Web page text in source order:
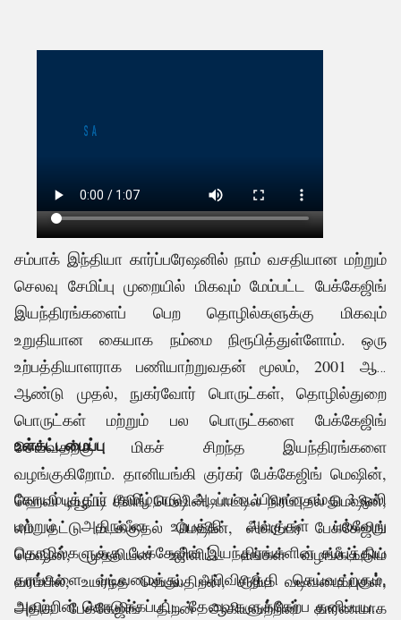
சம்பாக் இந்தியா கார்ப்பரேஷனில் நாம் வசதியான மற்றும்
செலவு சேமிப்பு முறையில் மிகவும் மேம்பட்ட பேக்கேஜிங்
இயந்திரங்களைப் பெற தொழில்களுக்கு மிகவும்
உறுதியான கையாக நம்மை நிரூபித்துள்ளோம். ஒரு
உற்பத்தியாளராக பணியாற்றுவதன் மூலம், 2001 ஆம்
ஆண்டு முதல், நுகர்வோர் பொருட்கள், தொழில்துறை
பொருட்கள் மற்றும் பல பொருட்களை பேக்கேஜிங்
செய்வதற்கு மிகச் சிறந்த இயந்திரங்களை
வழங்குகிறோம். தானியங்கி குர்கர் பேக்கேஜிங் மெஷின்,
ஹெவி டியூட்டி சீலிங் மெஷின், பாட்டில் நிரப்புதல் மெஷின்,
எம் தட்டு மடக்குதல் மெஷின், ஸ்க்ரப்பர் பேக்கேஜிங்
மெஷின், முதலியன உள்ளிட்ட எங்கள் வழங்கப்படும்
வரம்பில், உயர்ந்த செயல்திறன், சிறிய வடிவமைப்புகள்,
அதிக பேக்கேஜிங் திறன் ஆகியவற்றின் காரணமாக
.
உள்கட்டமைப்பு
கோயம்புத்தூர் (தமிழ்நாடு) அடிப்படையிலான எமது 3 ஒலி
மற்றும் அதிநவீன உற்பத்தி அலகுகள் பல்வேறு
தொழில்களுக்கு பேக்கேஜிங் இயந்திரங்களின் சமீபத்திய
தரங்களை வடிவமைத்து, அபிவிருத்தி செய்வதற்கும்,
அவற்றின் கொடுக்கப்பட்ட தேவைகளுக்கேற்ப தனிப்பயன்